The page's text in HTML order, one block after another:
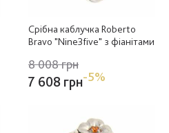
Срібна каблучка Roberto
Bravo "Nine3five" з фіанітами
8 008 грн
7 608 грн-5%